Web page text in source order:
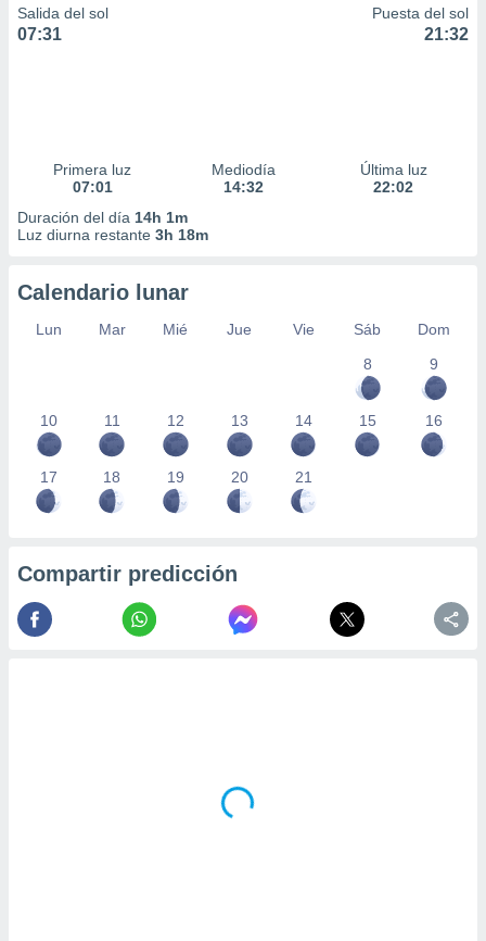
Salida del sol
07:31
Puesta del sol
21:32
Primera luz
07:01
Mediodía
14:32
Última luz
22:02
Duración del día 14h 1m
Luz diurna restante 3h 18m
Calendario lunar
Lun Mar Mié Jue Vie Sáb
Dom
8
9
10 11 12 13 14 15 16
17 18 19 20 21
Compartir predicción